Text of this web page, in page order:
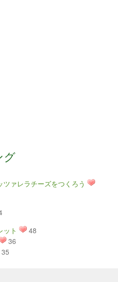
グ
ァレラチーズをつくろう
ット
48
36